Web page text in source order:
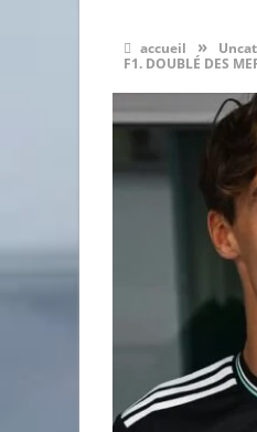
accueil »
F1. DOUBLÉ DES